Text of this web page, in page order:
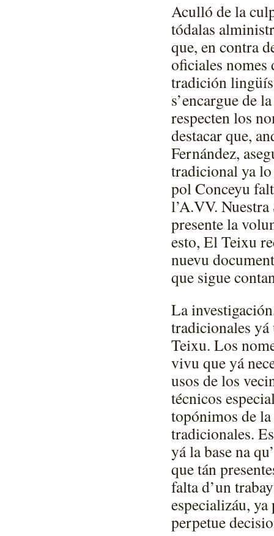
Aculló de la
tódalas
que, en contra
oficiales nomes
tradición
s’encargue de
respecten los
destacar que,
Fernández,
tradicional ya lo
pol Conceyu
l’A.VV.
presente la
esto, El Teixu
nuevu
que sigue
La
tradicionales
Teixu. Los
vivu que yá
usos de los
técnicos
topónimos de
tradicionales.
yá la base na
que tán
falta d’un
especializáu,
perpetue